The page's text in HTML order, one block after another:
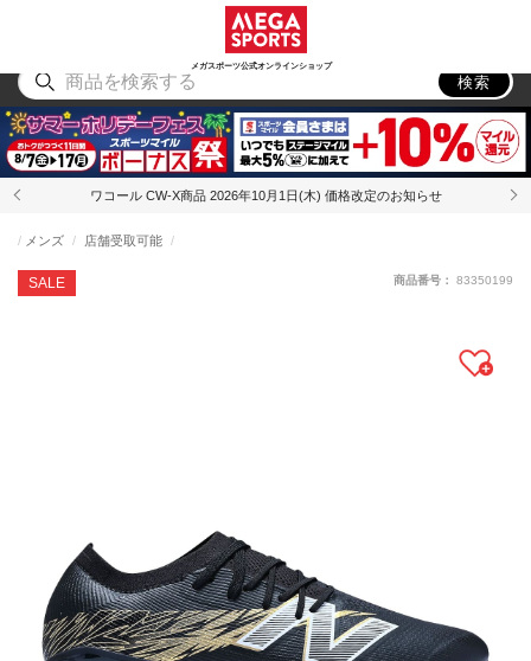
メガスポーツ公式オンラインショップ
アウトドア
検索
ワコール CW-X商品 2026年10月1日(木) 価格改定のお知らせ
SALE
メンズ 店舗受取可能
商品番号： 83350199